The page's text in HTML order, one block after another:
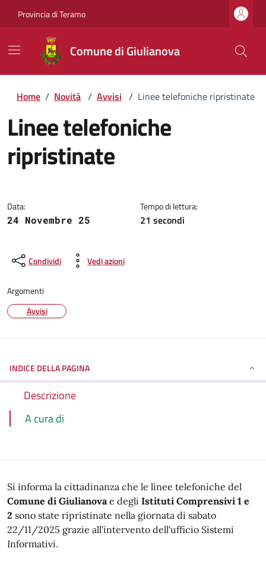
Provincia di Teramo
Comune di Giulianova
Home / Novità / Avvisi / Linee telefoniche ripristinate
Linee telefoniche
ripristinate
Data:
24 Novembre 25
Tempo di lettura:
21 secondi
Condividi Vedi azioni
Argomenti
Avvisi
INDICE DELLA PAGINA
Descrizione
A cura di
Si informa la cittadinanza che le linee telefoniche del
Comune di Giulianovae degli Istituti Comprensivi 1 e
2 sono state ripristinate nella giornata di sabato
22/11/2025 grazie all'intervento dell'ufficio Sistemi
Informativi.